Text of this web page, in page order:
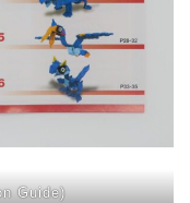
Guide)